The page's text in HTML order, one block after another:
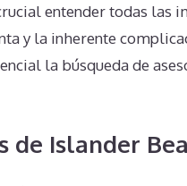
entender todas las
y la inherente
la búsqueda de
de Islander